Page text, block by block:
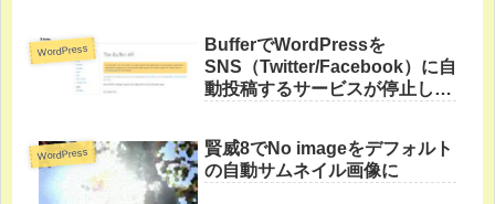
WordPress
BufferでWordPressを
SNS（Twitter/Facebook）に自
動投稿するサービスが停止して
WordPress
賢威8でNo imageをデフォルト
の自動サムネイル画像に